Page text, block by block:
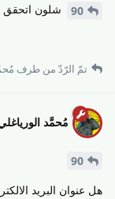
90 شلون اتحقق
تمّ الرّدّ من طرف
مُحمَّد
90
هل عنوان البريد